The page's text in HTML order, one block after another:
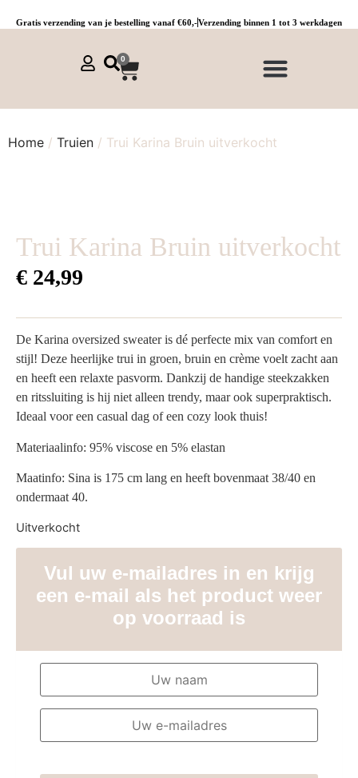
Gratis verzending van je bestelling vanaf €60,-Verzending binnen 1 tot 3 werkdagen
0
Home / Truien / Trui Karina Bruin uitverkocht
Trui Karina Bruin uitverkocht
€ 24,99
De Karina oversized sweater is dé perfecte mix van comfort en
stijl! Deze heerlijke trui in groen, bruin en crème voelt zacht aan
en heeft een relaxte pasvorm. Dankzij de handige steekzakken
en ritssluiting is hij niet alleen trendy, maar ook superpraktisch.
Ideaal voor een casual dag of een cozy look thuis!
Materiaalinfo: 95% viscose en 5% elastan
Maatinfo: Sina is 175 cm lang en heeft bovenmaat 38/40 en
ondermaat 40.
Uitverkocht
Vul uw e-mailadres in en krijg
een e-mail als het product weer
op voorraad is